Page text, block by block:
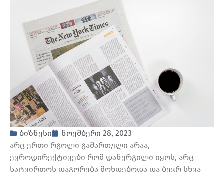
ბიზნესი
ნოემბერი 28, 2023
არც ერთი რგოლი გამართული არაა,
ევროდირექტივები რომ დანერგილი იყოს, არც
სატვირთოს დაგორება მოხდებოდა და ბევრ სხვა